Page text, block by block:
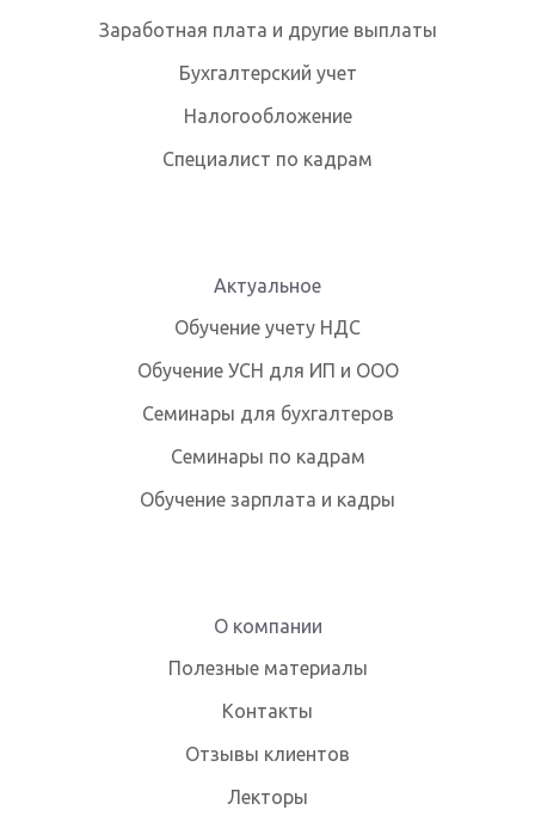
Заработная плата и другие выплаты
Бухгалтерский учет
Налогообложение
Специалист по кадрам
Актуальное
Обучение учету НДС
Обучение УСН для ИП и ООО
Семинары для бухгалтеров
Семинары по кадрам
Обучение зарплата и кадры
О компании
Полезные материалы
Контакты
Отзывы клиентов
Лекторы